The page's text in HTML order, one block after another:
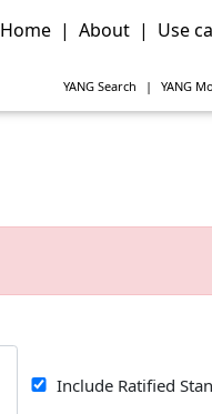
Home | About | Use
YANG Search | YANG
Include Ratified